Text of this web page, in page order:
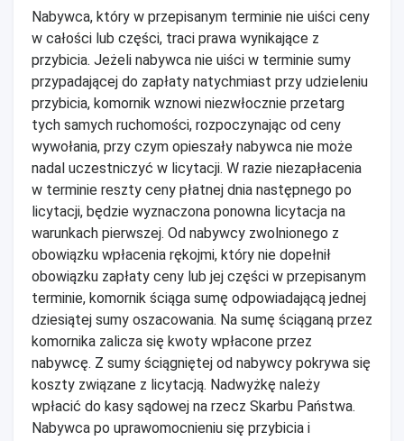
Nabywca, który w przepisanym terminie nie uiści ceny
w całości lub części, traci prawa wynikające z
przybicia. Jeżeli nabywca nie uiści w terminie sumy
przypadającej do zapłaty natychmiast przy udzieleniu
przybicia, komornik wznowi niezwłocznie przetarg
tych samych ruchomości, rozpoczynając od ceny
wywołania, przy czym opieszały nabywca nie może
nadal uczestniczyć w licytacji. W razie niezapłacenia
w terminie reszty ceny płatnej dnia następnego po
licytacji, będzie wyznaczona ponowna licytacja na
warunkach pierwszej. Od nabywcy zwolnionego z
obowiązku wpłacenia rękojmi, który nie dopełnił
obowiązku zapłaty ceny lub jej części w przepisanym
terminie, komornik ściąga sumę odpowiadającą jednej
dziesiątej sumy oszacowania. Na sumę ściąganą przez
komornika zalicza się kwoty wpłacone przez
nabywcę. Z sumy ściągniętej od nabywcy pokrywa się
koszty związane z licytacją. Nadwyżkę należy
wpłacić do kasy sądowej na rzecz Skarbu Państwa.
Nabywca po uprawomocnieniu się przybicia i